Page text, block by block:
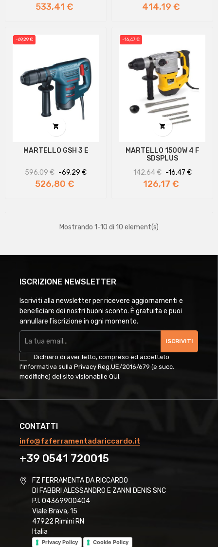
regolare
533,41 €
regolare
414,19 €
-69,29 €

MARTELLO GSH 3 E
Prezzo
regolare
596,09 € -69,29 €Prezzo
526,80 €
-16,47 €

MARTELLO 1500W 4 F
SDSPLUS
Prezzo
regolare
142,64 € -16,47 €Prezzo
126,17 €
Mostrando 1-10 di 10 element(s)
ISCRIZIONE NEWSLETTER
Iscriviti alla newsletter per ricevere aggiornamenti e
beneficiare dei nostri buoni sconto. È gratuita e puoi
annullare l'iscrizione in ogni momento.
ISCRIVITI
Dichiaro di aver letto, compreso ed accettato
l'Informativa sulla Privacy Reg.UE/2016/679 (e succ.
modifiche) del sito visionabile QUI
CONTATTI
info@fzferramentadariccardo.it
+39 0541 720015
FZ FERRAMENTA DA RICCARDO
DI FABBRI ALESSANDRO E ZANNI DENIS SNC
P.I. 04369900404
Viale Brava, 15
47922 Rimini RN
Italia
Privacy Policy Cookie Policy